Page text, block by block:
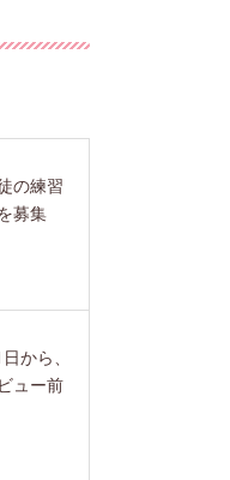
の練習
募集
から、
ュー前